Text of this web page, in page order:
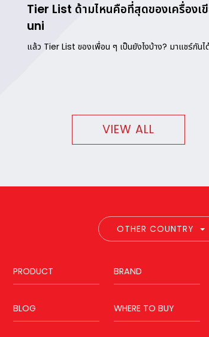
Tier List ด้ามไหนคือที่สุดของเครื่องเ
uni
แล้ว Tier List ของเพื่อน ๆ เป็นยังไงบ้าง? มาแชร์กันไ
VIEW ALL
OTHER COUNTRY
PRODUCT BRAND
BLOG WHERE TO BUY